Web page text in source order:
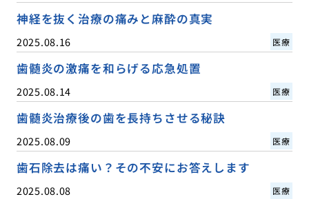
神経を抜く治療の痛みと麻酔の真実
2025.08.16 医療
歯髄炎の激痛を和らげる応急処置
2025.08.14 医療
歯髄炎治療後の歯を長持ちさせる秘訣
2025.08.09 医療
歯石除去は痛い？その不安にお答えします
2025.08.08 医療